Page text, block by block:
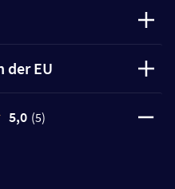
der EU
5,0 (5)